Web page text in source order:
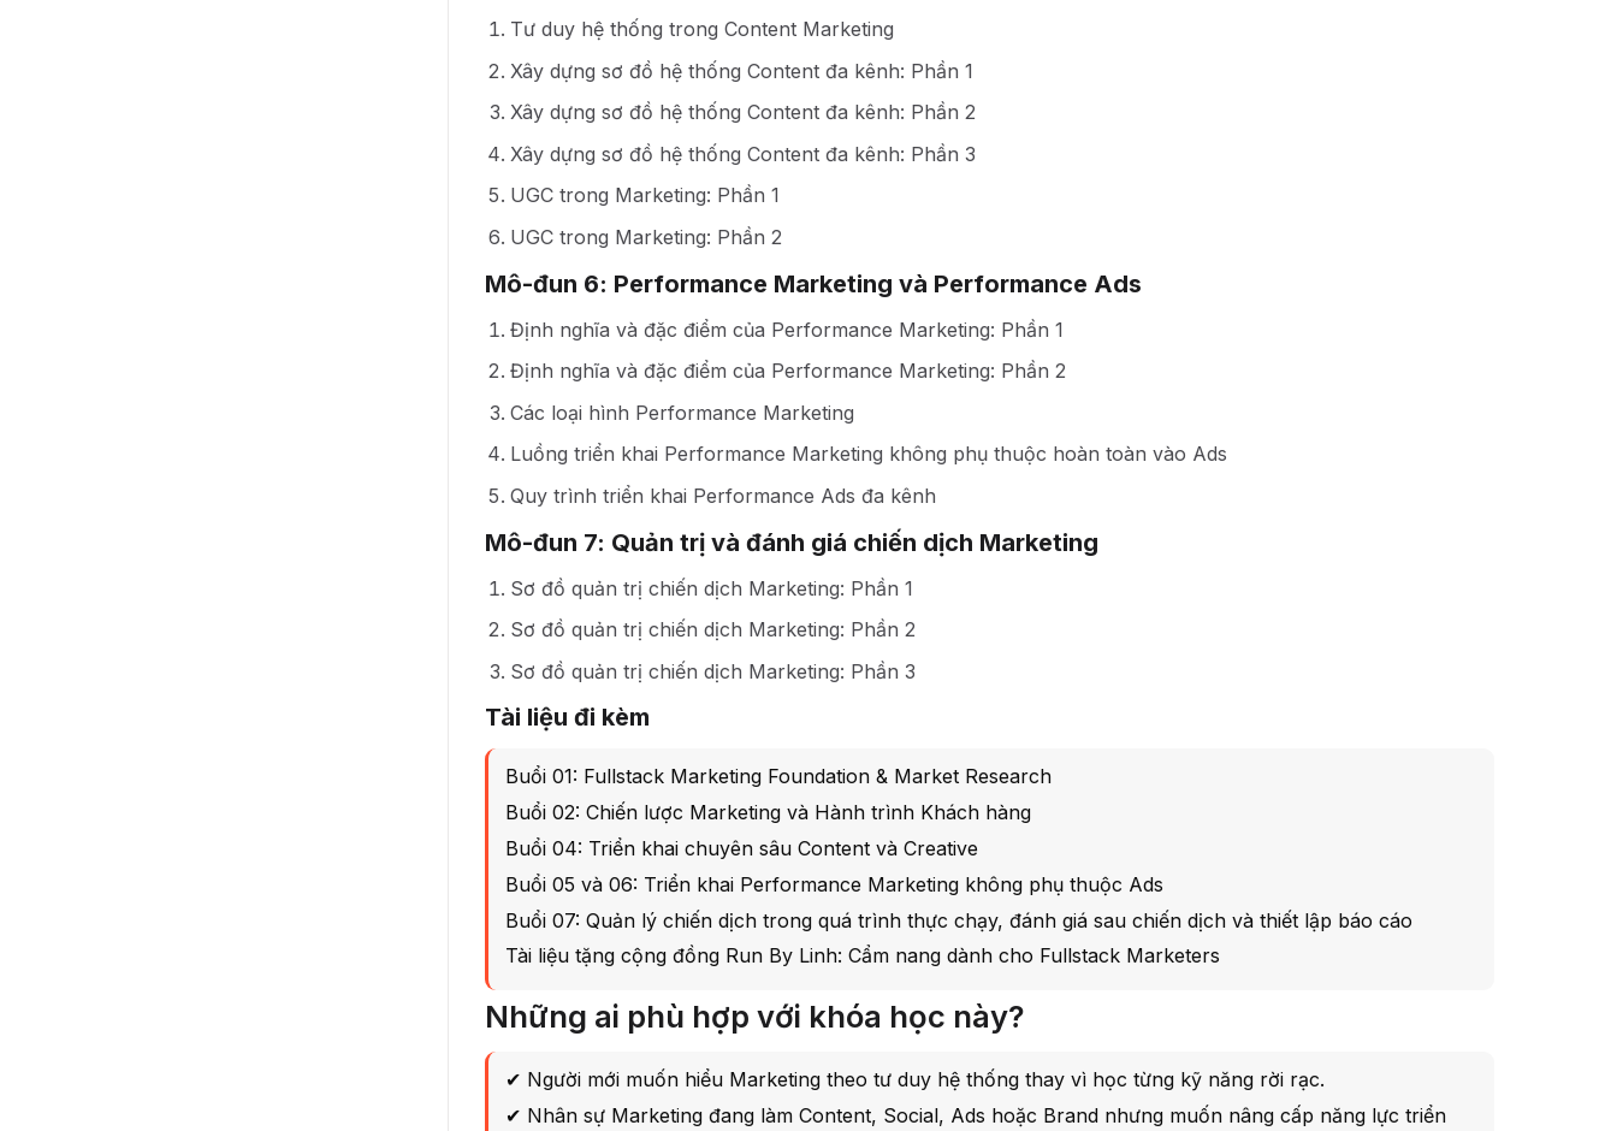
Tư duy hệ thống trong Content Marketing
Xây dựng sơ đồ hệ thống Content đa kênh: Phần 1
Xây dựng sơ đồ hệ thống Content đa kênh: Phần 2
Xây dựng sơ đồ hệ thống Content đa kênh: Phần 3
UGC trong Marketing: Phần 1
UGC trong Marketing: Phần 2
Mô-đun 6: Performance Marketing và Performance Ads
Định nghĩa và đặc điểm của Performance Marketing: Phần 1
Định nghĩa và đặc điểm của Performance Marketing: Phần 2
Các loại hình Performance Marketing
Luồng triển khai Performance Marketing không phụ thuộc hoàn toàn vào Ads
Quy trình triển khai Performance Ads đa kênh
Mô-đun 7: Quản trị và đánh giá chiến dịch Marketing
Sơ đồ quản trị chiến dịch Marketing: Phần 1
Sơ đồ quản trị chiến dịch Marketing: Phần 2
Sơ đồ quản trị chiến dịch Marketing: Phần 3
Tài liệu đi kèm
Buổi 01: Fullstack Marketing Foundation & Market Research
Buổi 02: Chiến lược Marketing và Hành trình Khách hàng
Buổi 04: Triển khai chuyên sâu Content và Creative
Buổi 05 và 06: Triển khai Performance Marketing không phụ thuộc Ads
Buổi 07: Quản lý chiến dịch trong quá trình thực chạy, đánh giá sau chiến dịch và thiết lập báo cáo
Tài liệu tặng cộng đồng Run By Linh: Cẩm nang dành cho Fullstack Marketers
Những ai phù hợp với khóa học này?
✔ Người mới muốn hiểu Marketing theo tư duy hệ thống thay vì học từng kỹ năng rời rạc.
✔ Nhân sự Marketing đang làm Content, Social, Ads hoặc Brand nhưng muốn nâng cấp năng lực triển